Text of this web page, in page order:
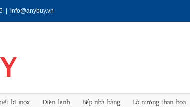
info@anybuy.vn
bị inox Điện lạnh Bếp nhà hàng Lò nướng than hoa